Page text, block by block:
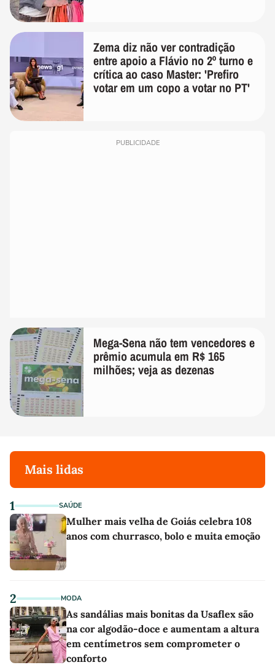
Zema diz não ver contradição
entre apoio a Flávio no 2º turno e
crítica ao caso Master: 'Prefiro
votar em um copo a votar no PT'
PUBLICIDADE
Mega-Sena não tem vencedores e
prêmio acumula em R$ 165
milhões; veja as dezenas
Mais lidas
1 SAÚDE
Mulher mais velha de Goiás celebra 108
anos com churrasco, bolo e muita emoção
2 MODA
As sandálias mais bonitas da Usaflex são
na cor algodão-doce e aumentam a altura
em centímetros sem comprometer o
conforto